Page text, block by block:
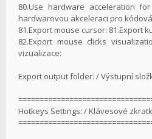
80.Use hardware acceleration
hardwarovou akceleraci pro
81.Export mouse cursor: 81.Export
82.Export mouse clicks
vizualizace:
Export output folder: / Výstupní
Hotkeys Settings: / Klávesové